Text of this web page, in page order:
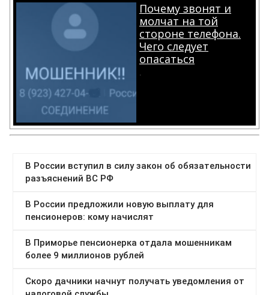
Почему звонят и
молчат на той
стороне телефона.
Чего следует
опасаться
.